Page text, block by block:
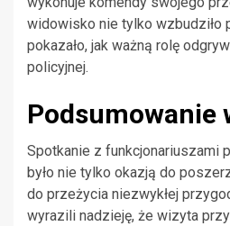
widowisko nie tylko wzbudziło
pokazało, jak ważną rolę
policyjnej.
Podsumowanie
Spotkanie z funkcjonariuszami
było nie tylko okazją do
do przeżycia niezwykłej
wyrazili nadzieję, że wizyta